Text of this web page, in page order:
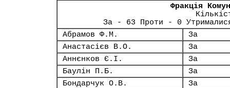
Фракція
За - 63 Проти - 0
Абрамов Ф.М.
За
Анастасієв В.О.
За
Аннєнков Є.І.
За
Баулін П.Б.
За
Бондарчук О.В.
За